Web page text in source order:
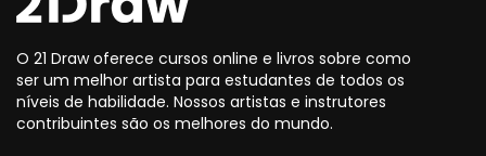
O 21 Draw oferece cursos online e livros sobre como
ser um melhor artista para estudantes de todos os
níveis de habilidade. Nossos artistas e instrutores
contribuintes são os melhores do mundo.